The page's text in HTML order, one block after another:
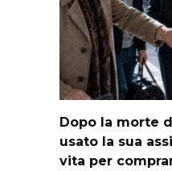
Dopo la morte
usato la sua
vita per